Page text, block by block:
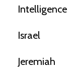
Intelligence
Israel
Jeremiah